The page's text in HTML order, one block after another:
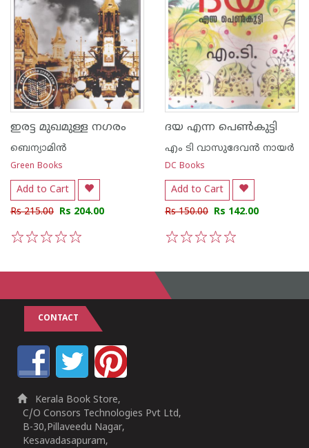
ഇരട്ട മുഖമുള്ള നഗരം
ബെന്യാമിന്‍
Green Books
Add to Cart
Rs 215.00 Rs 204.00
ദയ എന്ന പെണ്‍കുട്ടി
എം ടി വാസുദേവന്‍ നായര്‍
DC Books
Add to Cart
Rs 150.00 Rs 142.00
CONTACT
Kerala Book Store,
C/O Consors Technologies Pvt Ltd,
B-30,Pillaveedu Nagar,
Kesavadasapuram,